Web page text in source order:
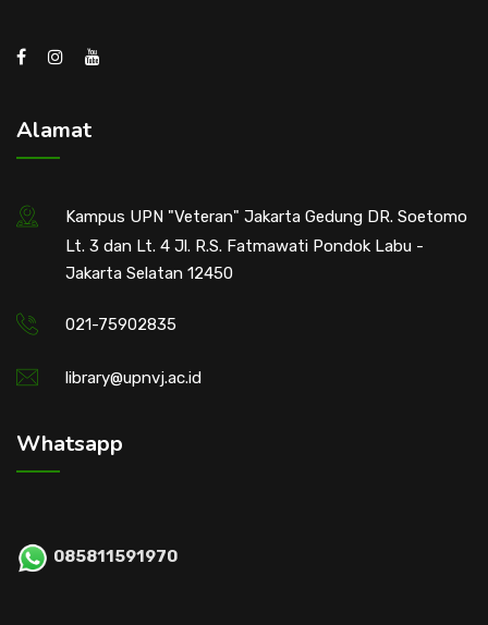
Alamat
Kampus UPN "Veteran" Jakarta Gedung DR. Soetomo
Lt. 3 dan Lt. 4 Jl. R.S. Fatmawati Pondok Labu -
Jakarta Selatan 12450
021-75902835
library@upnvj.ac.id
Whatsapp
085811591970